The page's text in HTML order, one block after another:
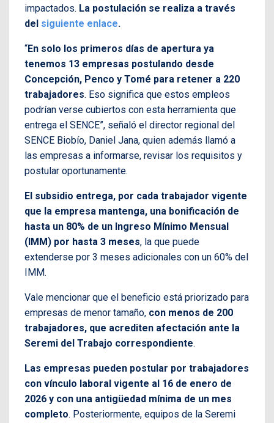
impactados. La postulación se realiza a través
del siguiente enlace.
“En solo los primeros días de apertura ya
tenemos 13 empresas postulando desde
Concepción, Penco y Tomé para retener a 220
trabajadores. Eso significa que estos empleos
podrían verse cubiertos con esta herramienta que
entrega el SENCE”, señaló el director regional del
SENCE Biobío, Daniel Jana, quien además llamó a
las empresas a informarse, revisar los requisitos y
postular oportunamente.
El subsidio entrega, por cada trabajador vigente
que la empresa mantenga, una bonificación de
hasta un 80% de un Ingreso Mínimo Mensual
(IMM) por hasta 3 meses, la que puede
extenderse por 3 meses adicionales con un 60% del
IMM.
Vale mencionar que el beneficio está priorizado para
empresas de menor tamaño, con menos de 200
trabajadores, que acrediten afectación ante la
Seremi del Trabajo correspondiente.
Las empresas pueden postular por trabajadores
con vínculo laboral vigente al 16 de enero de
2026 y con una antigüedad mínima de un mes
completo. Posteriormente, equipos de la Seremi